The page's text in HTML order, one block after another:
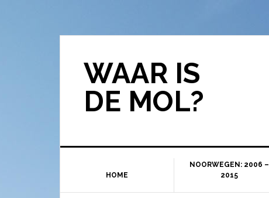
WAAR IS
DE MOL?
HOME
NOORWEGEN: 2006 –
2015